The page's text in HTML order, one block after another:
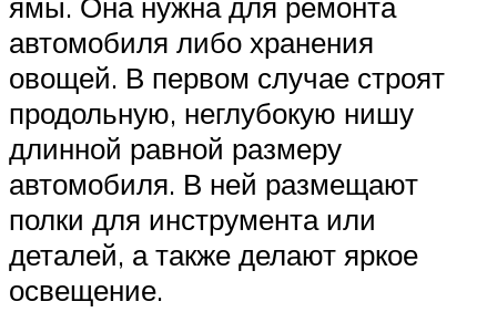
автомобиля либо хранения
овощей. В первом случае строят
продольную, неглубокую нишу
длинной равной размеру
автомобиля. В ней размещают
полки для инструмента или
деталей, а также делают яркое
освещение.